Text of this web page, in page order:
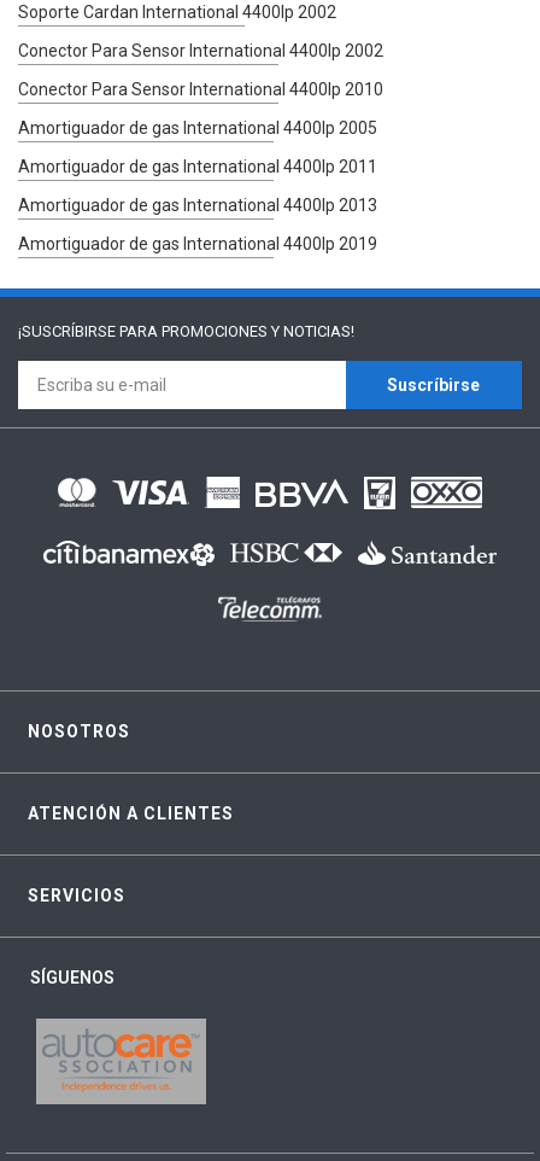
Soporte Cardan International 4400lp 2002
Conector Para Sensor International 4400lp 2002
Conector Para Sensor International 4400lp 2010
Amortiguador de gas International 4400lp 2005
Amortiguador de gas International 4400lp 2011
Amortiguador de gas International 4400lp 2013
Amortiguador de gas International 4400lp 2019
¡SUSCRÍBIRSE PARA PROMOCIONES Y NOTICIAS!
Suscríbirse
NOSOTROS
ATENCIÓN A CLIENTES
SERVICIOS
SÍGUENOS